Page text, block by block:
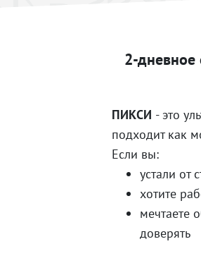
2-дневное
ПИКСИ - это
подходит как
Если вы:
устали от
хотите
мечтаете
доверять